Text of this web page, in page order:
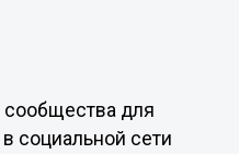
для
социальной сети